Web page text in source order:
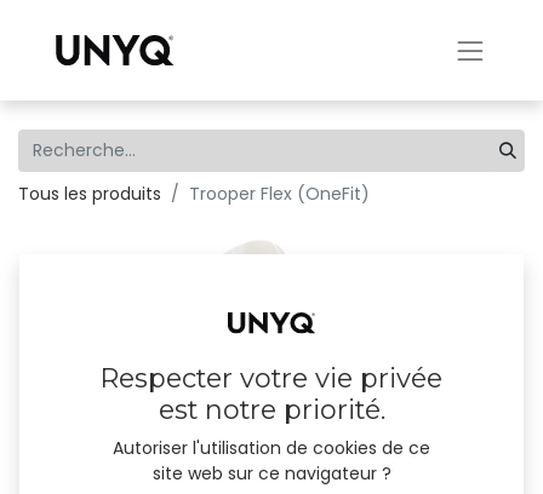
Tous les produits Trooper Flex (OneFit)
Respecter votre vie privée
est notre priorité.
Autoriser l'utilisation de cookies de ce
site web sur ce navigateur ?